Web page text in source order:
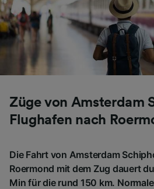
Züge von Amsterdam
Flughafen nach
Die Fahrt von Amsterdam
Roermond mit dem Zug dauert
Min für die rund 150 km.